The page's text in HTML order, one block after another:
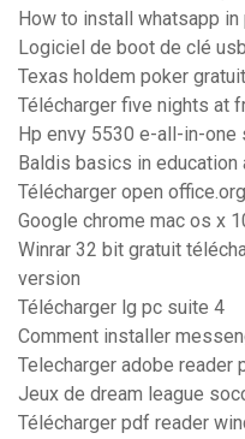
How to install whatsapp in
Logiciel de boot de clé usb
Texas holdem poker
Télécharger five nights at
Hp envy 5530 e-all-in-one
Baldis basics in education
Télécharger open
Google chrome mac os x
Winrar 32 bit gratuit
version
Télécharger lg pc suite 4
Comment installer
Telecharger adobe
Jeux de dream league
Télécharger pdf reader